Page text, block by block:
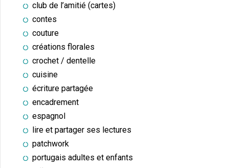
club de l’amitié (cartes)
contes
couture
créations florales
crochet / dentelle
cuisine
écriture partagée
encadrement
espagnol
lire et partager ses lectures
patchwork
portugais adultes et enfants